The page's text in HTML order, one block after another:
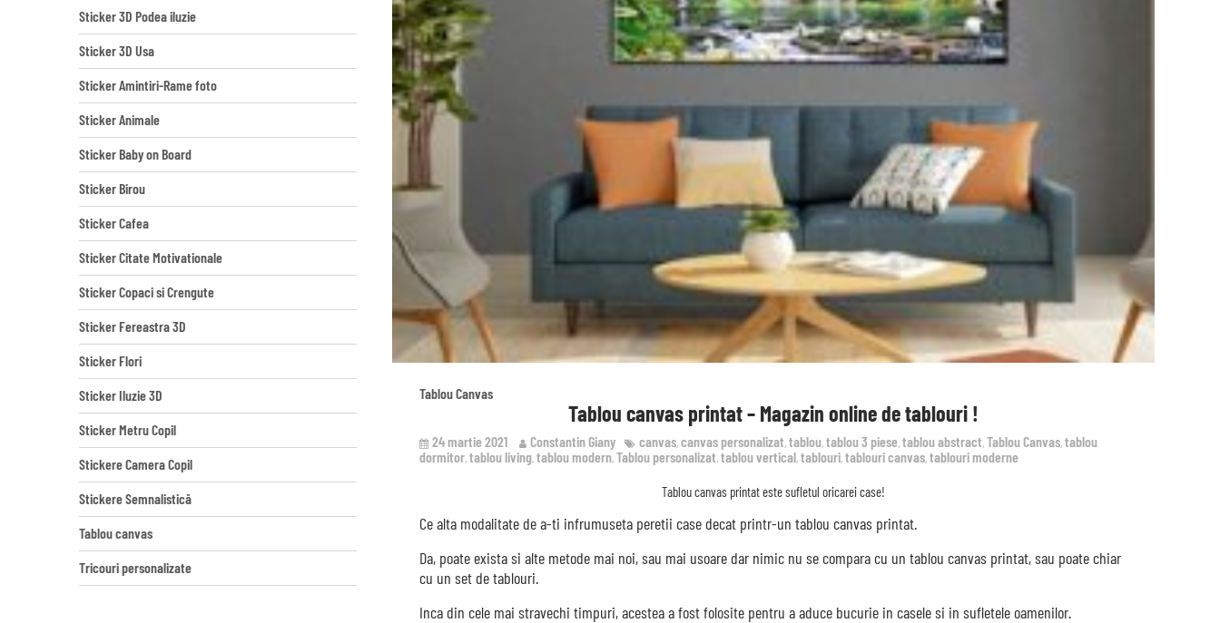
Tablou Canvas
Tablou canvas printat – Magazin online de tablouri !
24 martie 2021 Constantin Giany canvas,canvas personalizat,tablou,tablou 3 piese,tablou abstract,Tablou Canvas,tablou
dormitor,tablou living,tablou modern,Tablou personalizat,tablou vertical,tablouri,tablouri canvas,tablouri moderne
Tablou canvas printat este sufletul oricarei case!
Ce alta modalitate de a-ti infrumuseta peretii case decat printr-un tablou canvas printat.
Da, poate exista si alte metode mai noi, sau mai usoare dar nimic nu se compara cu un tablou canvas printat, sau poate chiar
cu un set de tablouri.
Inca din cele mai stravechi timpuri, acestea a fost folosite pentru a aduce bucurie in casele si in sufletele oamenilor.
Sticker 3D Podea iluzie
Sticker 3D Usa
Sticker Amintiri-Rame foto
Sticker Animale
Sticker Baby on Board
Sticker Birou
Sticker Cafea
Sticker Citate Motivationale
Sticker Copaci si Crengute
Sticker Fereastra 3D
Sticker Flori
Sticker Iluzie 3D
Sticker Metru Copil
Stickere Camera Copil
Stickere Semnalistică
Tablou canvas
Tricouri personalizate